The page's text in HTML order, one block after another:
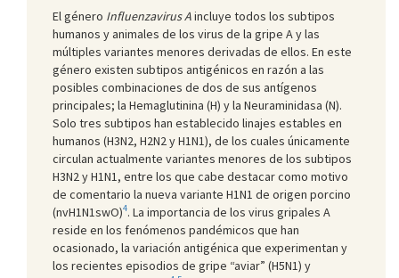
El género Influenzavirus Aincluye todos los subtipos
humanos y animales de los virus de la gripe A y las
múltiples variantes menores derivadas de ellos. En este
género existen subtipos antigénicos en razón a las
posibles combinaciones de dos de sus antígenos
principales; la Hemaglutinina (H) y la Neuraminidasa (N).
Solo tres subtipos han establecido linajes estables en
humanos (H3N2, H2N2 y H1N1), de los cuales únicamente
circulan actualmente variantes menores de los subtipos
H3N2 y H1N1, entre los que cabe destacar como motivo
de comentario la nueva variante H1N1 de origen porcino
(nvH1N1swO)4. La importancia de los virus gripales A
reside en los fenómenos pandémicos que han
ocasionado, la variación antigénica que experimentan y
los recientes episodios de gripe “aviar” (H5N1) y